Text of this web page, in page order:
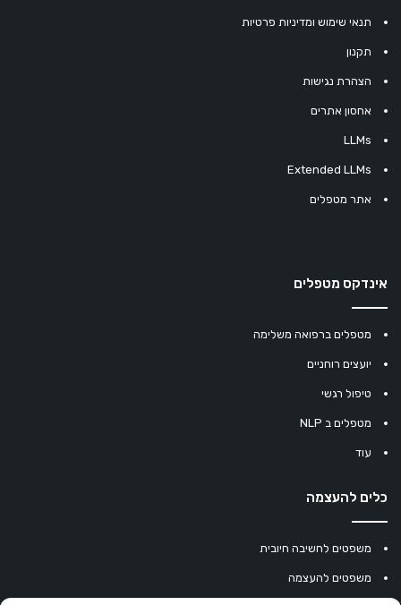
תנאי שימוש ומדיניות פרטיות
תקנון
הצהרת נגישות
אחסון אתרים
LLMs
Extended LLMs
אתר מטפלים
אינדקס מטפלים
מטפלים ברפואה משלימה
יועצים רוחניים
טיפול רגשי
מטפלים ב NLP
עוד
כלים להעצמה
משפטים לחשיבה חיובית
משפטים להעצמה